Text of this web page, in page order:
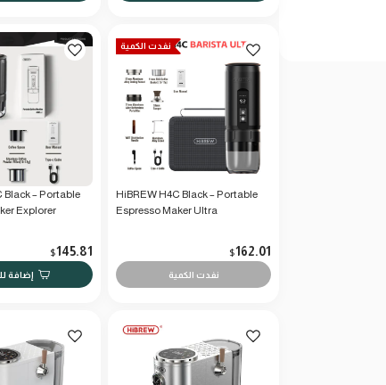
نفدت الكمية
HiBREW H4C Black – Portable
Espresso Maker Ultra
162.01
$
نفدت الكمية
Black – Portable
Explorer
145.81
$
إضافة